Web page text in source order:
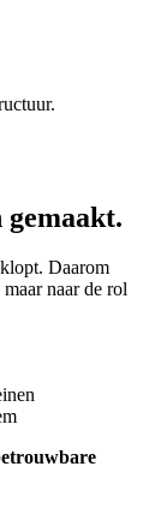
gemaakt.
Daarom
naar de rol